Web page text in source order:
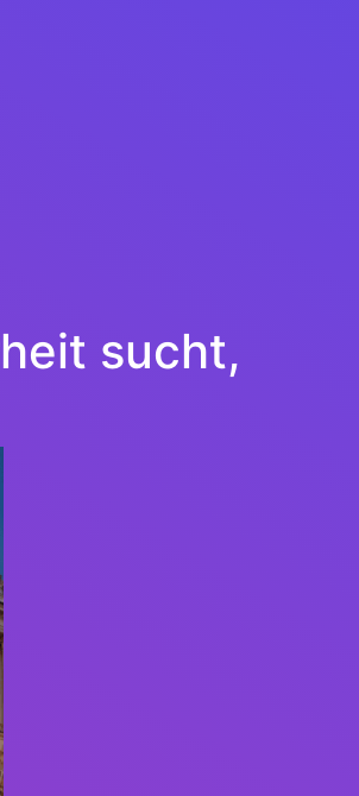
sucht,